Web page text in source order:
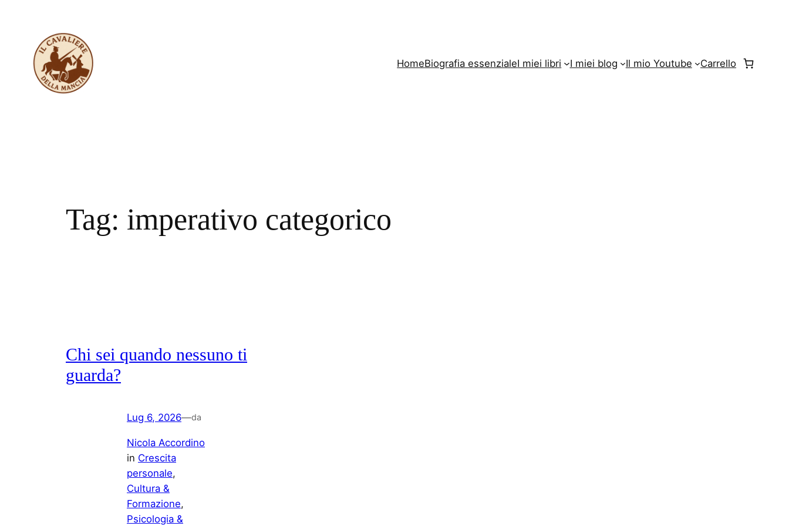
contenuto
HomeBiografia essenzialeI miei libri I miei blog Il mio Youtube Carrello
Tag: imperativo categorico
Chi sei quando nessuno ti
guarda?
Lug 6, 2026—da
Nicola Accordino
in Crescita
personale
Cultura &
Formazione
Psicologia &